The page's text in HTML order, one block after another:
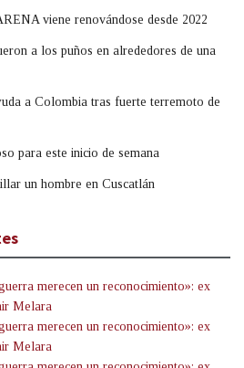
viene renovándose desde 2022
a los puños en alrededores de una
a Colombia tras fuerte terremoto de
para este inicio de semana
un hombre en Cuscatlán
merecen un reconocimiento»: ex
Melara
merecen un reconocimiento»: ex
Melara